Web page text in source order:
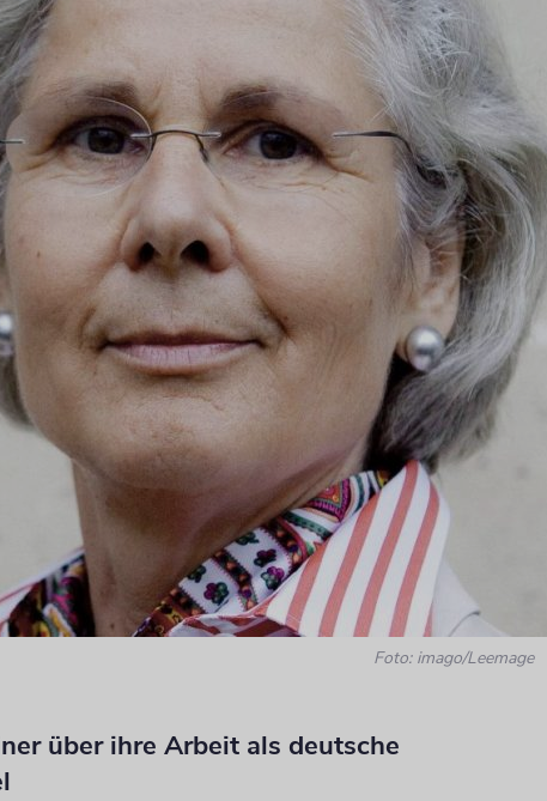
Foto: imago/Leemage
über ihre Arbeit als deutsche